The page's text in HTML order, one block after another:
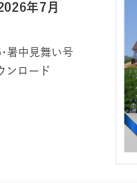
年7月
暑中見舞い号
ンロード